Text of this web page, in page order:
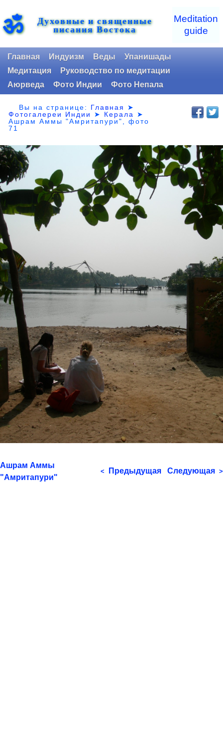
ॐ Духовные и священные
писания Востока
Meditation
guide
Главная Индуизм Веды
Упанишады
Медитация
Руководство по медитации
Аюрведа
Фото Индии Фото Непала
Вы на странице: Главная
➤
Фотогалереи Индии
➤ Керала
➤
Ашрам Аммы "Амритапури", фото
71
Ашрам Аммы
"Амритапури"
< Предыдущая Следующая >